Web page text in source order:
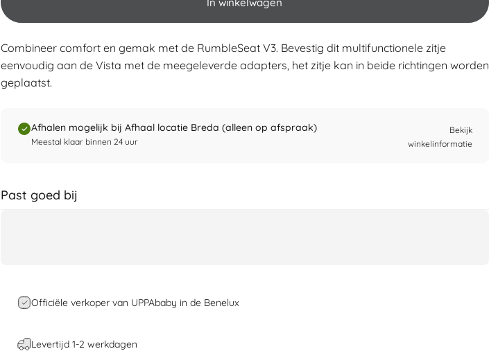
Combineer comfort en gemak met de RumbleSeat V3. Bevestig dit multifunctionele zitje
eenvoudig aan de Vista met de meegeleverde adapters, het zitje kan in beide richtingen worden
geplaatst.
Afhalen mogelijk bij Afhaal locatie Breda (alleen op afspraak)
Meestal klaar binnen 24 uur
Bekijk
winkelinformatie
Past goed bij
Officiële verkoper van UPPAbaby in de Benelux
Levertijd 1-2 werkdagen